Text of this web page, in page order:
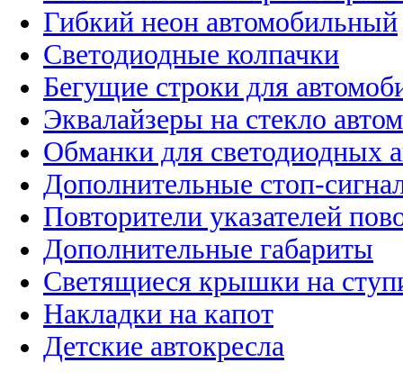
Гибкий неон автомобильный
Светодиодные колпачки
Бегущие строки для
Эквалайзеры на стекло
Обманки для светодиодных
Дополнительные стоп-
Повторители указателей
Дополнительные габариты
Светящиеся крышки на
Накладки на капот
Детские автокресла